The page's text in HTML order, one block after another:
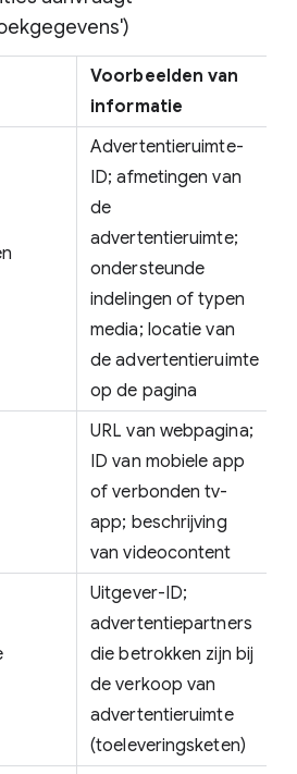
Voorbeelden van
informatie
Advertentieruimte-
ID; afmetingen van
de
advertentieruimte;
ondersteunde
indelingen of typen
media; locatie van
de advertentieruimte
op de pagina
URL van webpagina;
ID van mobiele app
of verbonden tv-
app; beschrijving
van videocontent
Uitgever-ID;
advertentiepartners
die betrokken zijn bij
de verkoop van
advertentieruimte
(toeleveringsketen)